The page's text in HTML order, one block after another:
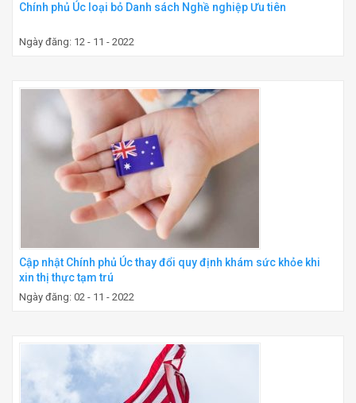
Chính phủ Úc loại bỏ Danh sách Nghề nghiệp Ưu tiên
Ngày đăng: 12 - 11 - 2022
Cập nhật Chính phủ Úc thay đổi quy định khám sức khỏe khi
xin thị thực tạm trú
Ngày đăng: 02 - 11 - 2022